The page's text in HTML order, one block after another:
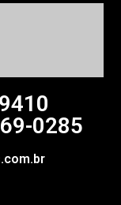
0285